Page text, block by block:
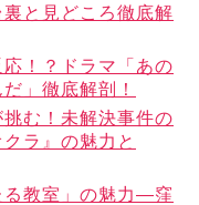
と見どころ徹底解
！？ドラマ「あの
」徹底解剖！
挑む！未解決事件の
ラ』の魅力と
る教室」の魅力—窪